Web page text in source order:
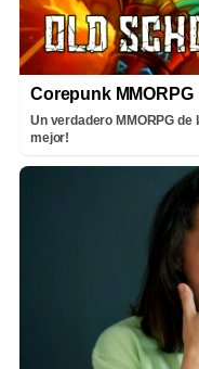
Corepunk MMORPG
Un verdadero MMORPG de
mejor!